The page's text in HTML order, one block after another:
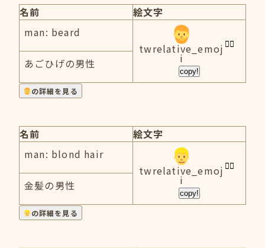
名前
絵文字
man: beard
twrelative_emoj
i
copy!
あごひげの男性
の詳細を見る
名前
絵文字
man: blond hair
twrelative_emoj
i
copy!
金髪の男性
の詳細を見る